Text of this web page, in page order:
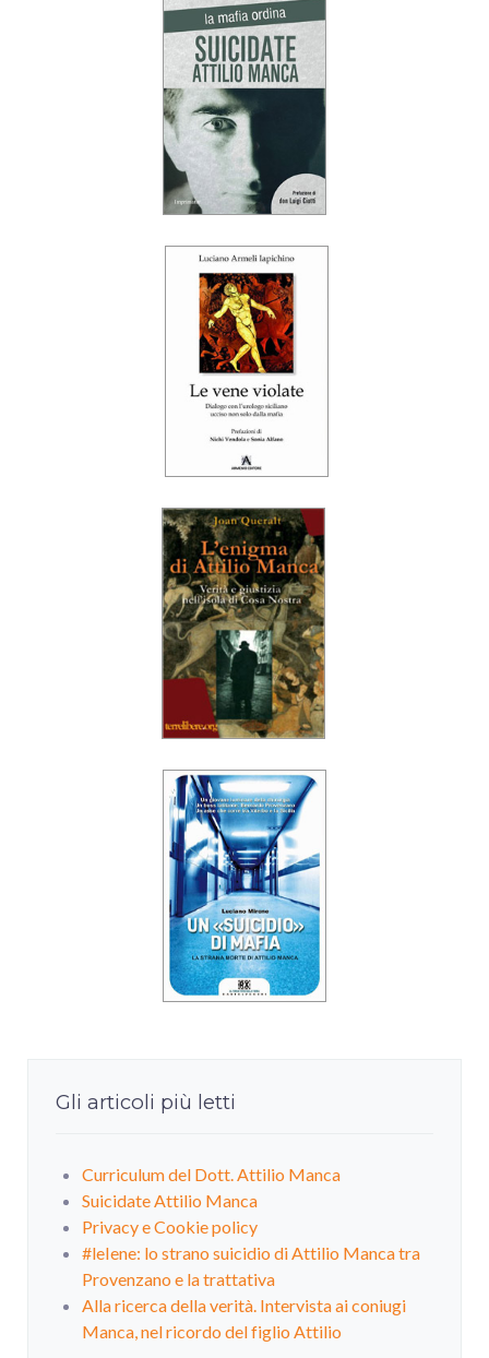
Gli articoli più letti
Curriculum del Dott. Attilio Manca
Suicidate Attilio Manca
Privacy e Cookie policy
#leIene: lo strano suicidio di Attilio Manca tra
Provenzano e la trattativa
Alla ricerca della verità. Intervista ai coniugi
Manca, nel ricordo del figlio Attilio